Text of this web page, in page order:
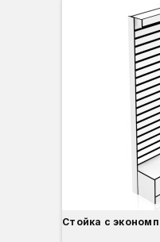
Стойка с